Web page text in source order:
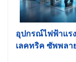
อุปกรณ์ไฟฟ้าแร
เลคทริค ซัพพลา